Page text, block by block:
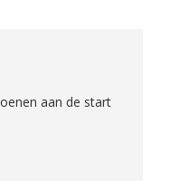
aan de start